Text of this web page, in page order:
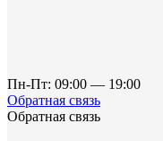
Пн-Пт: 09:00 — 19:00
Обратная связь
Обратная связь